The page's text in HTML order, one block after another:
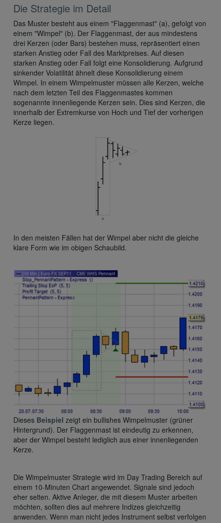
Die Strategie im Detail
Das Muster besteht aus einem "Flaggenmast" (a), gefolgt von
einem "Wimpel" (b). Der Flaggenmast, der aus mindestens
drei Kerzen (oder Bars) bestehen muss, repräsentiert einen
starken Anstieg oder Fall des Marktpreises. Auf diesen
starken Anstieg oder Fall folgt eine Konsolidierung. Aufgrund
sinkender Volatilität ähnelt diese Konsolidierung einem
Wimpel. In einem Wimpelmuster müssen alle Kerzen, welche
nach dem letzten Teil des Flaggenmastes kommen
sogenannte innenliegende Kerzen sein. Dies sind Kerzen, die
innerhalb der Extremkurse von Hoch und Tief der vorherigen
Kerze liegen.
In den meisten Fällen hat der Wimpel aber nicht die gleiche
klare Form wie im obigen Schaubild.
Dieses Beispiel zeigt ein bullishes Wimpelmuster (grüner
Hintergrund). Der Flaggenmast ist eindeutig zu erkennen,
aber der Wimpel besteht lediglich aus einer innenliegenden
Kerze.
Die Wimpelmuster Strategie wird im Day Trading Bereich auf
einem 10-Minuten Chart angewendet. Signale sind jedoch
eher selten. Aktive Anleger, die mit diesem Muster arbeiten
möchten, sollten dies auf mehrere Indizes gleichzeitig
anwenden. Wenn man nicht jedes Instrument selbst verfolgen